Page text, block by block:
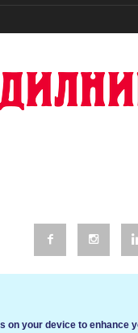
on your device to enhance